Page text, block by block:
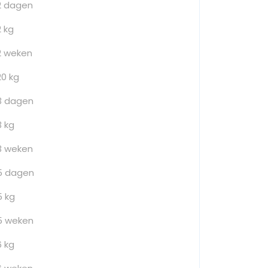
dagen
kg
weken
kg
dagen
kg
weken
dagen
kg
weken
kg